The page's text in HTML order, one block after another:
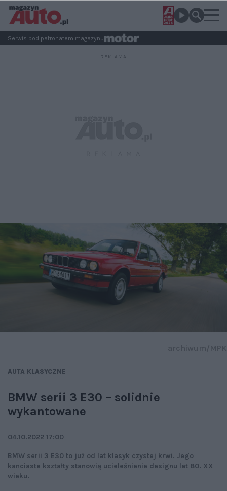
Serwis pod patronatem magazynu
AUTA KLASYCZNE
BMW serii 3 E30 – solidnie
wykantowane
04.10.2022 17:00
BMW serii 3 E30 to już od lat klasyk czystej krwi. Jego
kanciaste kształty stanowią ucieleśnienie designu lat 80. XX
wieku.